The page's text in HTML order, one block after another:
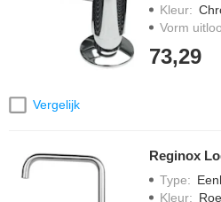
Vergelijk
Kleur:
Vorm
73,29
Reginox
Type:
Kleur: